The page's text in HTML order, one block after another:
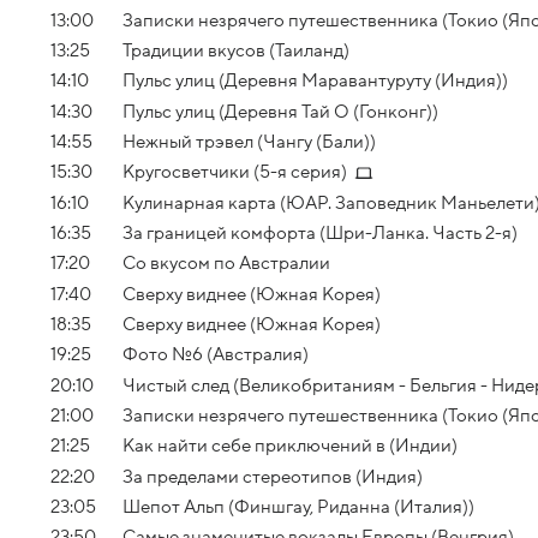
13:00
Записки незрячего путешественника (Токио
13:25
Традиции вкусов (Таиланд)
14:10
Пульс улиц (Деревня Маравантуруту (Индия))
14:30
Пульс улиц (Деревня Тай О (Гонконг))
14:55
Нежный трэвел (Чангу (Бали))
15:30
Кругосветчики (5-я серия)
16:10
Кулинарная карта (ЮАР. Заповедник Маньелети)
16:35
За границей комфорта (Шри-Ланка. Часть 2-я)
17:20
Со вкусом по Австралии
17:40
Сверху виднее (Южная Корея)
18:35
Сверху виднее (Южная Корея)
19:25
Фото №6 (Австралия)
20:10
Чистый след (Великобританиям - Бельгия -
21:00
Записки незрячего путешественника (Токио
21:25
Как найти себе приключений в (Индии)
22:20
За пределами стереотипов (Индия)
23:05
Шепот Альп (Финшгау, Риданна (Италия))